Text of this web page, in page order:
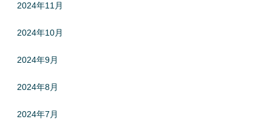
2024年11月
2024年10月
2024年9月
2024年8月
2024年7月